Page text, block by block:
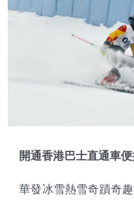
開通香港巴士直通車
華發冰雪熱雪奇蹟奇